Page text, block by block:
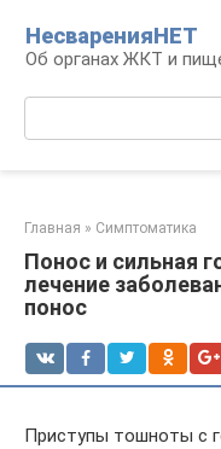
контенту
НесваренияНЕТ
Об органах ЖКТ и
Главная » Симптоматика
Понос и сильная
лечение
понос
Приступы тошноты с